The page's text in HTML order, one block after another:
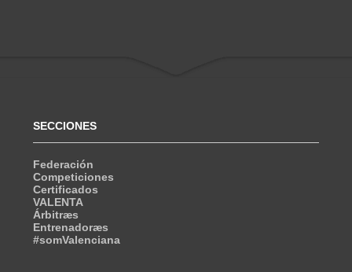
SECCIONES
Federación
Competiciones
Certificados
VALENTA
Árbitræs
Entrenadoræs
#somValenciana